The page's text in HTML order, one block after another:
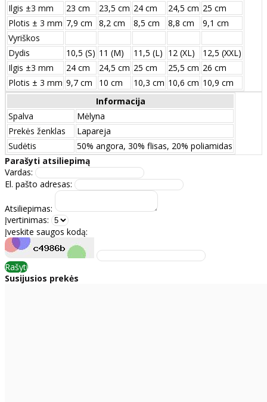
Ilgis ±3 mm
23 cm 23,5 cm 24 cm 24,5 cm 25 cm
Plotis ± 3 mm 7,9 cm 8,2 cm 8,5 cm 8,8 cm
9,1 cm
Vyriškos
Dydis
10,5 (S) 11 (M) 11,5 (L) 12 (XL)
12,5 (XXL)
Ilgis ±3 mm
24 сm 24,5 сm 25 сm 25,5 сm 26 сm
Plotis ± 3 mm 9,7 сm 10 сm 10,3 сm 10,6 сm 10,9 сm
Informacija
Spalva
Mėlyna
Prekės ženklas
Lapareja
Sudėtis
50% angora, 30% flisas, 20% poliamidas
Parašyti atsiliepimą
Vardas:
El. pašto adresas:
Atsiliepimas:
Įvertinimas:
Įveskite saugos kodą:
Rašyti
Susijusios prekės